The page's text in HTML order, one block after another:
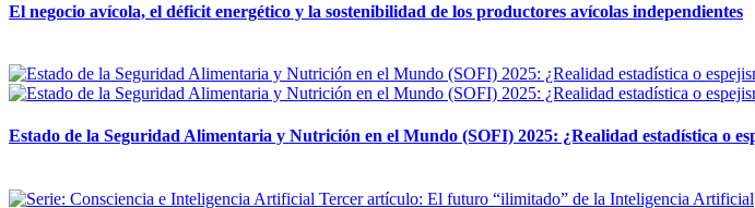
El negocio avícola, el déficit energético y la sostenibilidad de los productores avícolas independientes
Estado de la Seguridad Alimentaria y Nutrición en el Mundo (SOFI) 2025: ¿Realidad estadística o